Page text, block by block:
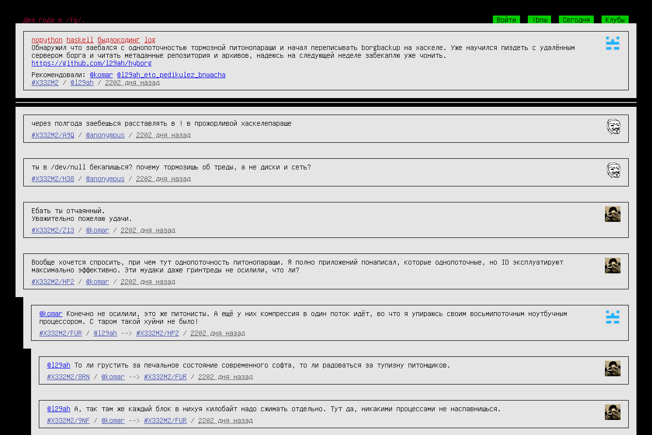
Два года в /fg/. Войти !bnw Сегодня Клубы
nopython haskell быдлокодинг
log
Обнаружил что заебался с однопоточностью тормозной питонопараши и начал переписывать borgbackup на хаскеле. Уже научился пиздеть с удалённым
https://github.com/l29ah/hyborg
Рекомендовали: @komar
@l29ah_eto_pedikulez_bnwacha
#X332M2
/ @l29ah / 2202 дня назад
через полгода заебешься расставлять в ! в прожорливой хаскелепараше
#X332M2/A9Q
/ @anonymous / 2202 дня назад
ты в /dev/null бекапишься? почему тормозишь об треды, а не диски и сеть?
#X332M2/H38
/ @anonymous / 2202 дня назад
Ебать ты отчаянный.
Уважительно пожелаю удачи.
#X332M2/Z13
/ @komar / 2202 дня назад
Вообще хочется спросить, при чем тут однопоточность питонопараши. Я полно приложений понаписал, которые однопоточные, но IO эксплуатируют
максимально эффективно. Эти мудаки даже гринтреды не осилили, что ли?
#X332M2/HP2
/ @komar / 2202 дня назад
@komar Конечно не осилили, это же питонисты. А ещё у них компрессия в один поток идёт, во что я упираюсь своим восьмипоточным ноутбучным
процессором. С таром такой хуйни не было!
#X332M2/FUR
/ @l29ah --> #X332M2/HP2 / 2202 дня назад
@l29ah То ли грустить за печальное состояние современного софта, то ли радоваться за тупизну питонщиков.
#X332M2/8RN
/ @komar --> #X332M2/FUR / 2202 дня назад
@l29ah А, так там же каждый блок в нихуя килобайт надо сжимать отдельно. Тут да, никакими процессами не наспавнишься.
#X332M2/9NF
/ @komar --> #X332M2/FUR / 2202 дня назад